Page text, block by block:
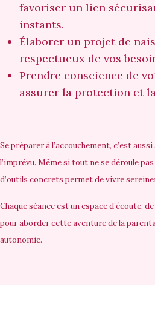
favoriser un lien
instants.
Élaborer un projet de
respectueux de vos
Prendre conscience de
assurer la protection et
Se préparer à l’accouchement, c’est
l’imprévu. Même si tout ne se déroule
d’outils concrets permet de vivre
Chaque séance est un espace d’écoute,
pour aborder cette aventure de la
autonomie.